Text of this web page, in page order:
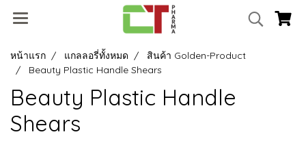
หน้าแรก แกลลอรี่ทั้งหมด
สินค้า Golden-Product
Beauty Plastic Handle Shears
Beauty Plastic Handle
Shears